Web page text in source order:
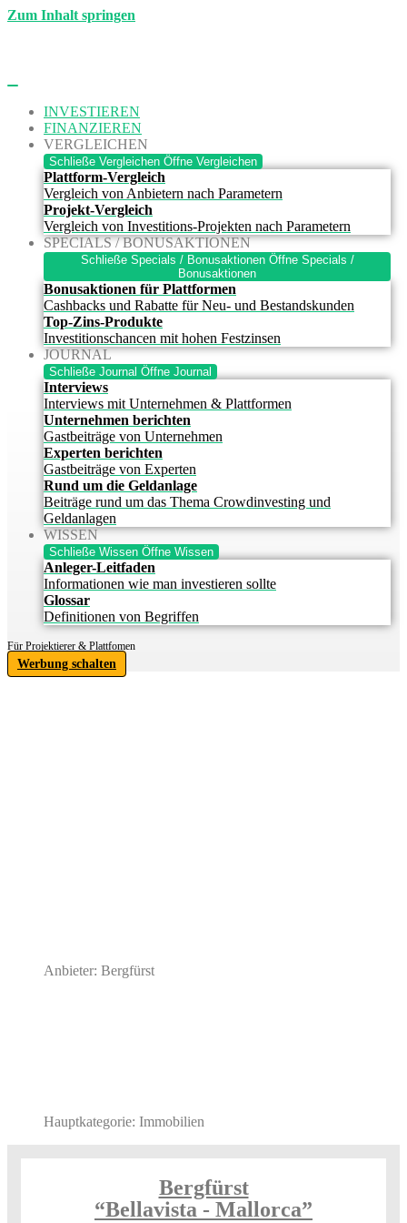
Zum Inhalt springen
INVESTIEREN
FINANZIEREN
VERGLEICHEN
Schließe Vergleichen Öffne Vergleichen
Plattform-Vergleich
Vergleich von Anbietern nach Parametern
Projekt-Vergleich
Vergleich von Investitions-Projekten nach Parametern
SPECIALS / BONUSAKTIONEN
Schließe Specials / Bonusaktionen Öffne Specials /
Bonusaktionen
Bonusaktionen für Plattformen
Cashbacks und Rabatte für Neu- und Bestandskunden
Top-Zins-Produkte
Investitionschancen mit hohen Festzinsen
JOURNAL
Schließe Journal Öffne Journal
Interviews
Interviews mit Unternehmen & Plattformen
Unternehmen berichten
Gastbeiträge von Unternehmen
Experten berichten
Gastbeiträge von Experten
Rund um die Geldanlage
Beiträge rund um das Thema Crowdinvesting und
Geldanlagen
WISSEN
Schließe Wissen Öffne Wissen
Anleger-Leitfaden
Informationen wie man investieren sollte
Glossar
Definitionen von Begriffen
Für Projektierer & Plattfomen
Werbung schalten
Anbieter: Bergfürst
Hauptkategorie: Immobilien
Bergfürst
“Bellavista - Mallorca”